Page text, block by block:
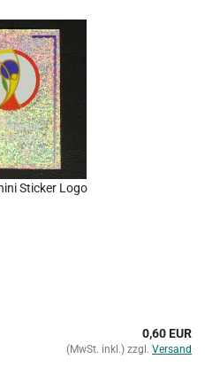
Sticker Logo
0,60 EUR
(MwSt. inkl.) zzgl. Versand